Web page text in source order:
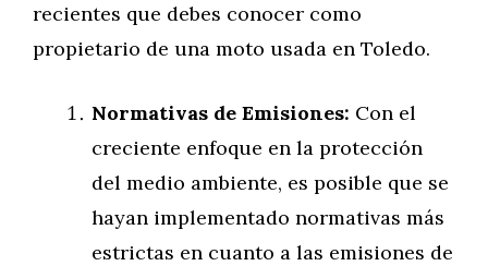
recientes que debes conocer como
propietario de una moto usada en Toledo.
Normativas de Emisiones: Con el
creciente enfoque en la protección
del medio ambiente, es posible que se
hayan implementado normativas más
estrictas en cuanto a las emisiones de